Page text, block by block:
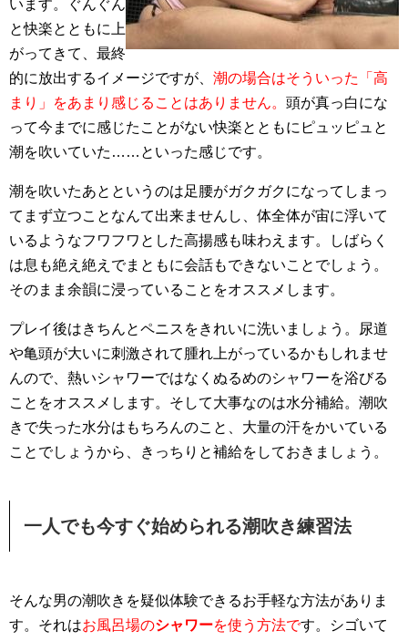
います。ぐんぐん
と快楽とともに上
がってきて、最終
的に放出するイメージですが、 潮の場合はそういった「高
まり」をあまり感じることはありません。 頭が真っ白にな
って今までに感じたことがない快楽とともにピュッピュと
潮を吹いていた……といった感じです。
潮を吹いたあとというのは足腰がガクガクになってしまっ
てまず立つことなんて出来ませんし、体全体が宙に浮いて
いるようなフワフワとした高揚感も味わえます。しばらく
は息も絶え絶えでまともに会話もできないことでしょう。
そのまま余韻に浸っていることをオススメします。
プレイ後はきちんとペニスをきれいに洗いましょう。尿道
や亀頭が大いに刺激されて腫れ上がっているかもしれませ
んので、熱いシャワーではなくぬるめのシャワーを浴びる
ことをオススメします。そして大事なのは水分補給。潮吹
きで失った水分はもちろんのこと、大量の汗をかいている
ことでしょうから、きっちりと補給をしておきましょう。
一人でも今すぐ始められる潮吹き練習法
そんな男の潮吹きを疑似体験できるお手軽な方法がありま
す。それはお風呂場のシャワーを使う方法です。シゴいて